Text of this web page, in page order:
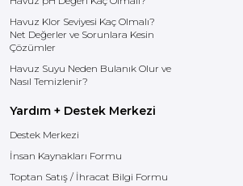
Havuz Klor Seviyesi Kaç Olmalı?
Net Değerler ve Sorunlara Kesin
Çözümler
Havuz Suyu Neden Bulanık Olur ve
Nasıl Temizlenir?
Yardım + Destek Merkezi
Destek Merkezi
İnsan Kaynakları Formu
Toptan Satış / İhracat Bilgi Formu